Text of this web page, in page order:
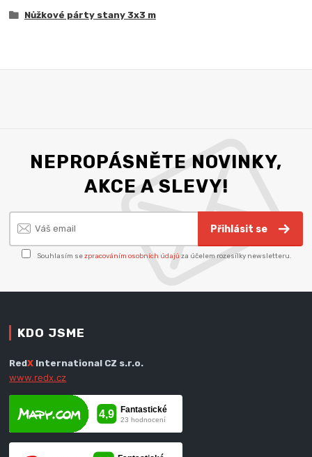
Nůžkové párty stany 3x3 m
NEPROPÁSNĚTE NOVINKY,
AKCE A SLEVY!
Přihlásit se
Souhlasím sezpracováním osobních údajů za účelem rozesílky newsletteru.
KDO JSME
RedX International CZ s.r.o.
www.redx.cz